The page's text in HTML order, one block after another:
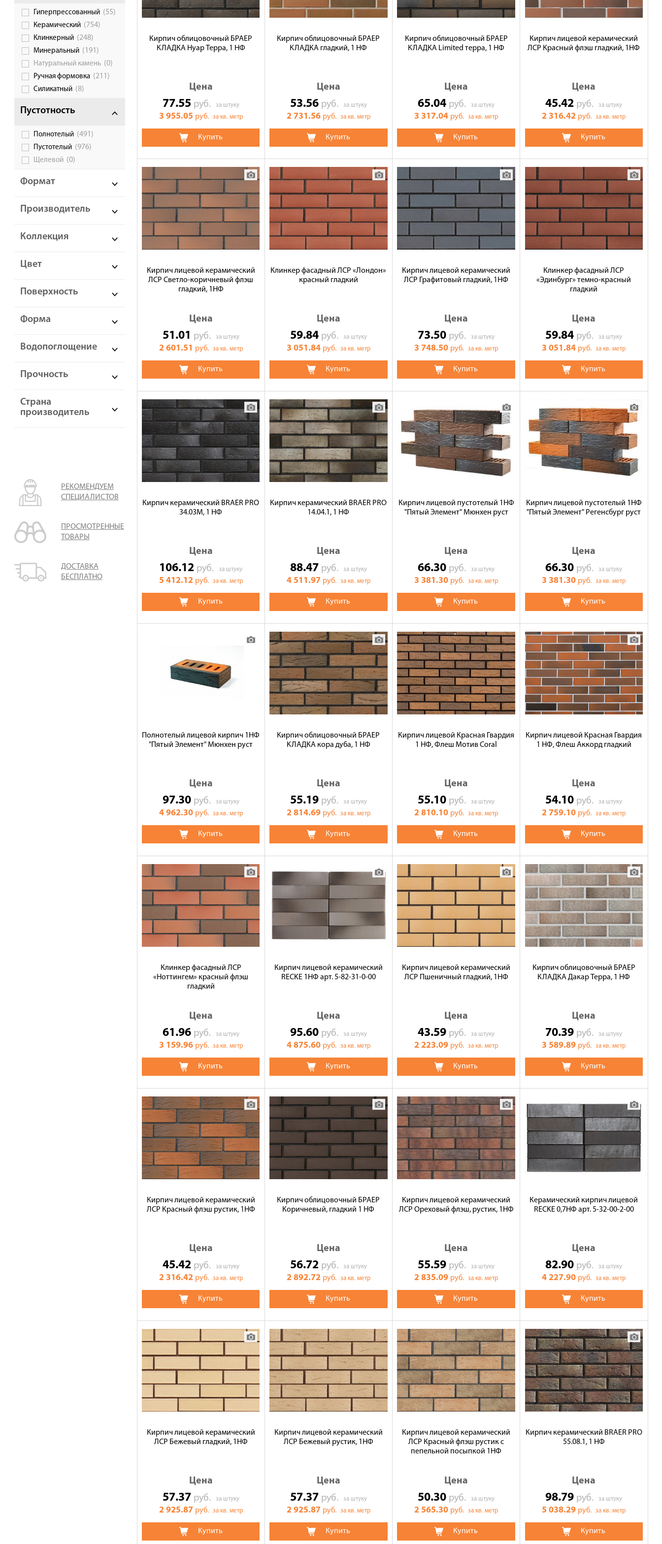
Галерея объектов
Контакты
Гиперпрессованный (55)
Керамический (754)
Клинкерный (248)
Минеральный (191)
Натуральный камень (0)
Ручная формовка (211)
Силикатный (8)
Пустотность
Полнотелый (491)
Пустотелый (976)
Щелевой (0)
Формат
Производитель
Коллекция
Цвет
Поверхность
Форма
Водопоглощение
Прочность
Страна
производитель
РЕКОМЕНДУЕМ
СПЕЦИАЛИСТОВ
ПРОСМОТРЕННЫЕ
ТОВАРЫ
ДОСТАВКА
БЕСПЛАТНО
Кирпич облицовочный БРАЕР
КЛАДКА Нуар Терра, 1 НФ
Цена
77.55 руб. за штуку
3 955.05 руб. за кв. метр
Купить
Кирпич облицовочный БРАЕР
КЛАДКА гладкий, 1 НФ
Цена
53.56 руб. за штуку
2 731.56 руб. за кв. метр
Купить
Кирпич облицовочный БРАЕР
КЛАДКА Limited терра, 1 НФ
Цена
65.04 руб.за штуку
3 317.04 руб.за кв. метр
Купить
Кирпич лицевой керамический
ЛСР Красный флэш гладкий, 1НФ
Цена
45.42 руб.за штуку
2 316.42 руб.за кв. метр
Купить
Кирпич лицевой керамический
ЛСР Светло-коричневый флэш
гладкий, 1НФ
Цена
51.01 руб. за штуку
2 601.51 руб. за кв. метр
Купить
Клинкер фасадный ЛСР «Лондон»
красный гладкий
Цена
59.84 руб. за штуку
3 051.84 руб. за кв. метр
Купить
Кирпич лицевой керамический
ЛСР Графитовый гладкий, 1НФ
Цена
73.50 руб.за штуку
3 748.50 руб.за кв. метр
Купить
Клинкер фасадный ЛСР
«Эдинбург» темно-красный
гладкий
Цена
59.84 руб.за штуку
3 051.84 руб.за кв. метр
Купить
Кирпич керамический BRAER PRO
34.03М, 1 НФ
Цена
106.12 руб.за штуку
5 412.12 руб. за кв. метр
Купить
Кирпич керамический BRAER PRO
14.04.1, 1 НФ
Цена
88.47 руб. за штуку
4 511.97 руб. за кв. метр
Купить
Кирпич лицевой пустотелый 1НФ
"Пятый Элемент" Мюнхен руст
Цена
66.30 руб.за штуку
3 381.30 руб.за кв. метр
Купить
Кирпич лицевой пустотелый 1НФ
"Пятый Элемент" Регенсбург руст
Цена
66.30 руб.за штуку
3 381.30 руб.за кв. метр
Купить
Полнотелый лицевой кирпич 1НФ
"Пятый Элемент" Мюнхен руст
Цена
97.30 руб. за штуку
4 962.30 руб. за кв. метр
Купить
Кирпич облицовочный БРАЕР
КЛАДКА кора дуба, 1 НФ
Цена
55.19 руб. за штуку
2 814.69 руб. за кв. метр
Купить
Кирпич лицевой Красная Гвардия
1 НФ, Флеш Мотив Coral
Цена
55.10 руб.за штуку
2 810.10 руб.за кв. метр
Купить
Кирпич лицевой Красная Гвардия
1 НФ, Флеш Аккорд гладкий
Цена
54.10 руб.за штуку
2 759.10 руб.за кв. метр
Купить
Клинкер фасадный ЛСР
«Ноттингем» красный флэш
гладкий
Цена
61.96 руб. за штуку
3 159.96 руб. за кв. метр
Купить
Кирпич лицевой керамический
RECKE 1НФ арт. 5-82-31-0-00
Цена
95.60 руб. за штуку
4 875.60 руб. за кв. метр
Купить
Кирпич лицевой керамический
ЛСР Пшеничный гладкий, 1НФ
Цена
43.59 руб.за штуку
2 223.09 руб.за кв. метр
Купить
Кирпич облицовочный БРАЕР
КЛАДКА Дакар Терра, 1 НФ
Цена
70.39 руб.за штуку
3 589.89 руб.за кв. метр
Купить
Кирпич лицевой керамический
ЛСР Красный флэш рустик, 1НФ
Цена
45.42 руб. за штуку
2 316.42 руб. за кв. метр
Купить
Кирпич облицовочный БРАЕР
Коричневый, гладкий 1 НФ
Цена
56.72 руб. за штуку
2 892.72 руб. за кв. метр
Купить
Кирпич лицевой керамический
ЛСР Ореховый флэш, рустик, 1НФ
Цена
55.59 руб.за штуку
2 835.09 руб.за кв. метр
Купить
Керамический кирпич лицевой
RECKE 0,7НФ арт. 5-32-00-2-00
Цена
82.90 руб.за штуку
4 227.90 руб.за кв. метр
Купить
Кирпич лицевой керамический
ЛСР Бежевый гладкий, 1НФ
Цена
57.37 руб. за штуку
2 925.87 руб. за кв. метр
Купить
Кирпич лицевой керамический
ЛСР Бежевый рустик, 1НФ
Цена
57.37 руб. за штуку
2 925.87 руб. за кв. метр
Купить
Кирпич лицевой керамический
ЛСР Красный флэш рустик с
пепельной посыпкой 1НФ
Цена
50.30 руб.за штуку
2 565.30 руб.за кв. метр
Купить
Кирпич керамический BRAER PRO
55.08.1, 1 НФ
Цена
98.79 руб.за штуку
5 038.29 руб.за кв. метр
Купить